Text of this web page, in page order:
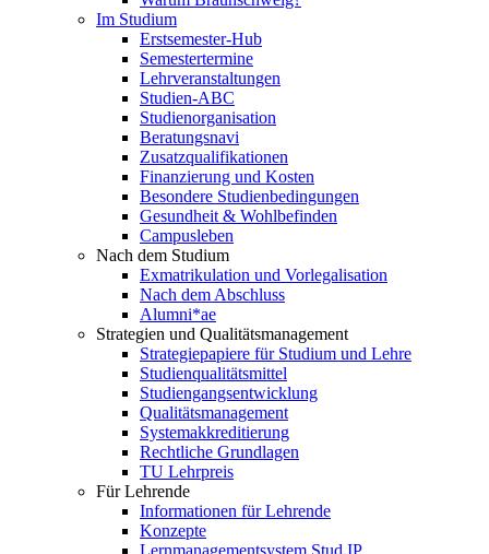
Im Studium
Erstsemester-Hub
Semestertermine
Lehrveranstaltungen
Studien-ABC
Studienorganisation
Beratungsnavi
Zusatzqualifikationen
Finanzierung und Kosten
Besondere Studienbedingungen
Gesundheit & Wohlbefinden
Campusleben
Nach dem Studium
Exmatrikulation und Vorlegalisation
Nach dem Abschluss
Alumni*ae
Strategien und Qualitätsmanagement
Strategiepapiere für Studium und Lehre
Studienqualitätsmittel
Studiengangsentwicklung
Qualitätsmanagement
Systemakkreditierung
Rechtliche Grundlagen
TU Lehrpreis
Für Lehrende
Informationen für Lehrende
Konzepte
Lernmanagementsystem Stud.IP